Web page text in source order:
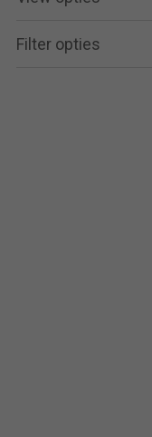
Filter opties